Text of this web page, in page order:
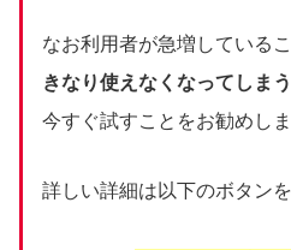
なお利用者が急増している
きなり使えなくなってしまう
今すぐ試すことをお勧めしま
詳しい詳細は以下のボタン